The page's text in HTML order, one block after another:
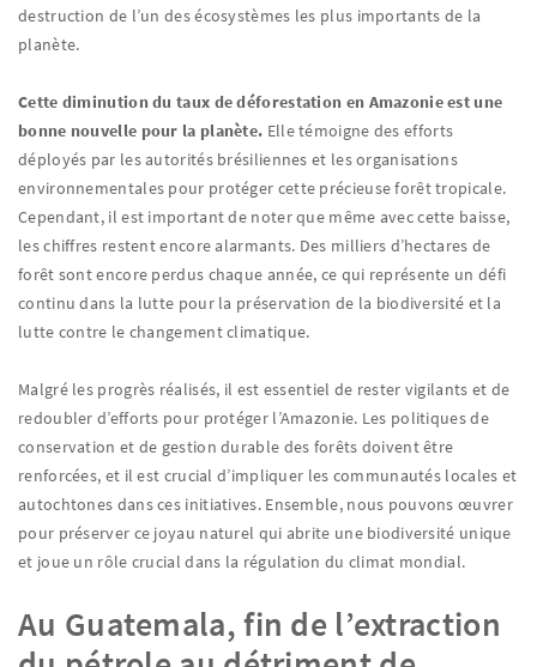
destruction de l’un des écosystèmes les plus importants de la
planète.
Cette diminution du taux de déforestation en Amazonie est une
bonne nouvelle pour la planète. Elle témoigne des efforts
déployés par les autorités brésiliennes et les organisations
environnementales pour protéger cette précieuse forêt tropicale.
Cependant, il est important de noter que même avec cette baisse,
les chiffres restent encore alarmants. Des milliers d’hectares de
forêt sont encore perdus chaque année, ce qui représente un défi
continu dans la lutte pour la préservation de la biodiversité et la
lutte contre le changement climatique.
Malgré les progrès réalisés, il est essentiel de rester vigilants et de
redoubler d’efforts pour protéger l’Amazonie. Les politiques de
conservation et de gestion durable des forêts doivent être
renforcées, et il est crucial d’impliquer les communautés locales et
autochtones dans ces initiatives. Ensemble, nous pouvons œuvrer
pour préserver ce joyau naturel qui abrite une biodiversité unique
et joue un rôle crucial dans la régulation du climat mondial.
Au Guatemala, fin de l’extraction